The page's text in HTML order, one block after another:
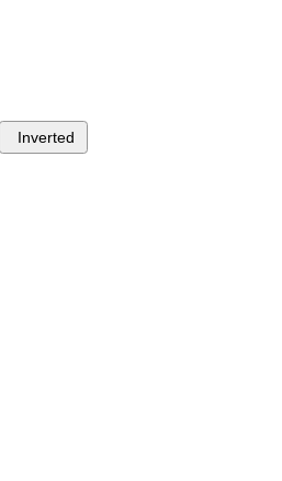
Inverted